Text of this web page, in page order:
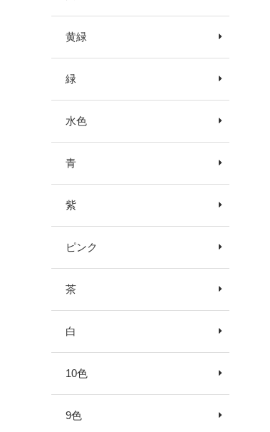
黄緑
緑
水色
青
紫
ピンク
茶
白
10色
9色